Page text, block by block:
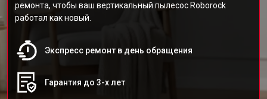
ремонта, чтобы ваш вертикальный пылесос Roborock
работал как новый.
Экспресс ремонт в день обращения
Гарантия до 3-х лет